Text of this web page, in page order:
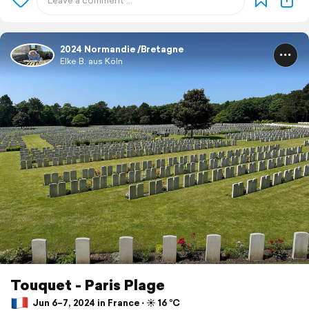
2024 Normandie /Bretagne
Elke B. aus Köln
Touquet - Paris Plage
Jun 6–7, 2024 in France ⋅ ☀️ 16 °C